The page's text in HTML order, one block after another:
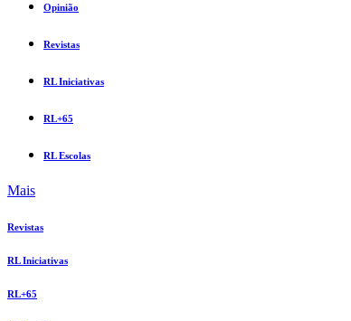
Opinião
Revistas
RL Iniciativas
RL+65
RL Escolas
Mais
Revistas
RL Iniciativas
RL+65